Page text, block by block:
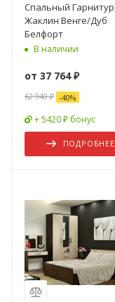
Спальный Гарнитур
Жаклин Венге/Дуб
Белфорт
В наличии
от 37 764 ₽
62 940 ₽ -40%
+ 5420 ₽ бонус
ПОДРОБНЕЕ